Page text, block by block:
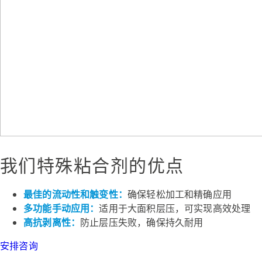
我们特殊粘合剂的优点
最佳的流动性和触变性： 确保轻松加工和精确应用
多功能手动应用：适用于大面积层压，可实现高效处理
高抗剥离性： 防止层压失败，确保持久耐用
安排咨询